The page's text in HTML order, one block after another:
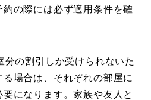
の際には必ず適用条件を確
分の割引しか受けられないた
場合は、それぞれの部屋に
になります。家族や友人と